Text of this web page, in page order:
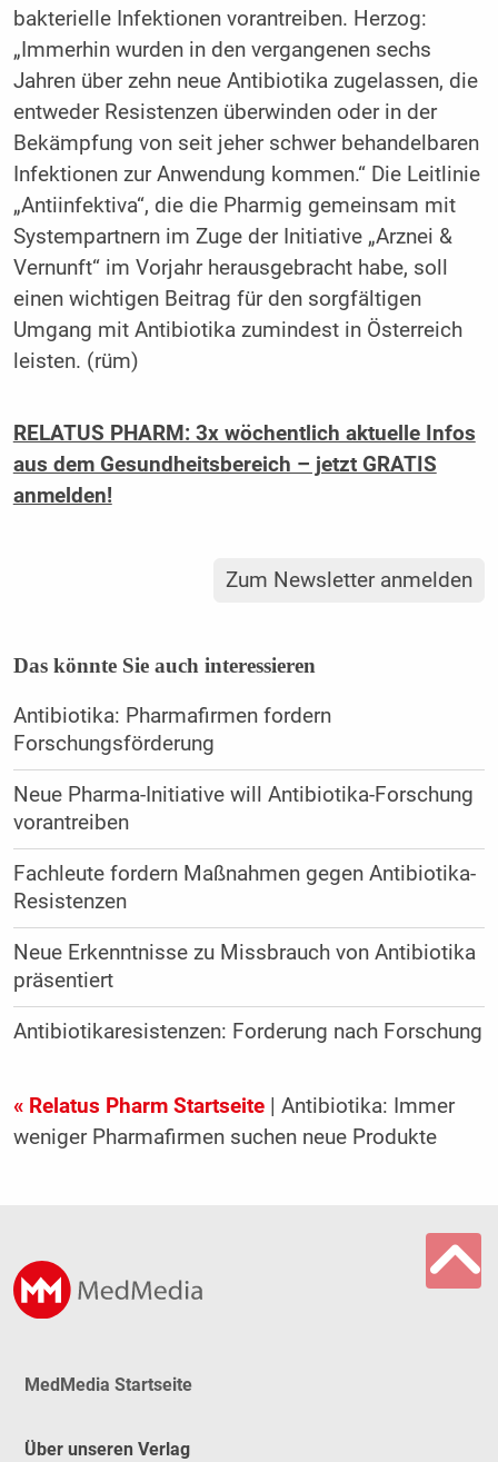
bakterielle Infektionen vorantreiben. Herzog:
„Immerhin wurden in den vergangenen sechs
Jahren über zehn neue Antibiotika zugelassen, die
entweder Resistenzen überwinden oder in der
Bekämpfung von seit jeher schwer behandelbaren
Infektionen zur Anwendung kommen.“ Die Leitlinie
„Antiinfektiva“, die die Pharmig gemeinsam mit
Systempartnern im Zuge der Initiative „Arznei &
Vernunft“ im Vorjahr herausgebracht habe, soll
einen wichtigen Beitrag für den sorgfältigen
Umgang mit Antibiotika zumindest in Österreich
leisten. (rüm)
RELATUS PHARM: 3x wöchentlich aktuelle Infos
aus dem Gesundheitsbereich – jetzt GRATIS
anmelden!
Zum Newsletter anmelden
Das könnte Sie auch interessieren
Antibiotika: Pharmafirmen fordern
Forschungsförderung
Neue Pharma-Initiative will Antibiotika-Forschung
vorantreiben
Fachleute fordern Maßnahmen gegen Antibiotika-
Resistenzen
Neue Erkenntnisse zu Missbrauch von Antibiotika
präsentiert
Antibiotikaresistenzen: Forderung nach Forschung
« Relatus Pharm Startseite| Antibiotika: Immer
weniger Pharmafirmen suchen neue Produkte
MedMedia Startseite
Über unseren Verlag